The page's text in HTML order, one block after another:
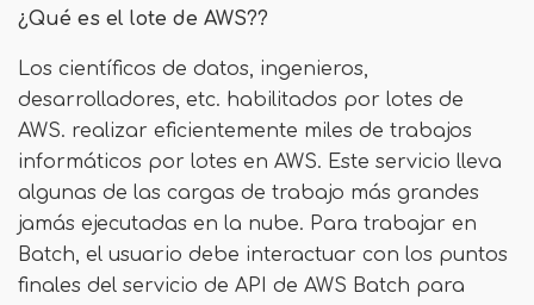
¿Qué es el lote de AWS??
Los científicos de datos, ingenieros,
desarrolladores, etc. habilitados por lotes de
AWS. realizar eficientemente miles de trabajos
informáticos por lotes en AWS. Este servicio lleva
algunas de las cargas de trabajo más grandes
jamás ejecutadas en la nube. Para trabajar en
Batch, el usuario debe interactuar con los puntos
finales del servicio de API de AWS Batch para